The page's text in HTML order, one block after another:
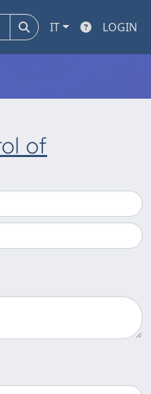
IT LOGIN
of